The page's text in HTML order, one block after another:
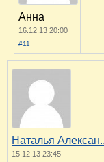
Анна
16.12.13 20:00
#11
Наталья
15.12.13 23:45